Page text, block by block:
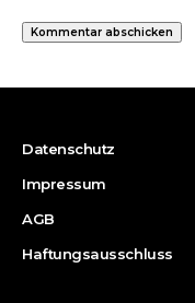
Datenschutz
Impressum
AGB
Haftungsausschluss